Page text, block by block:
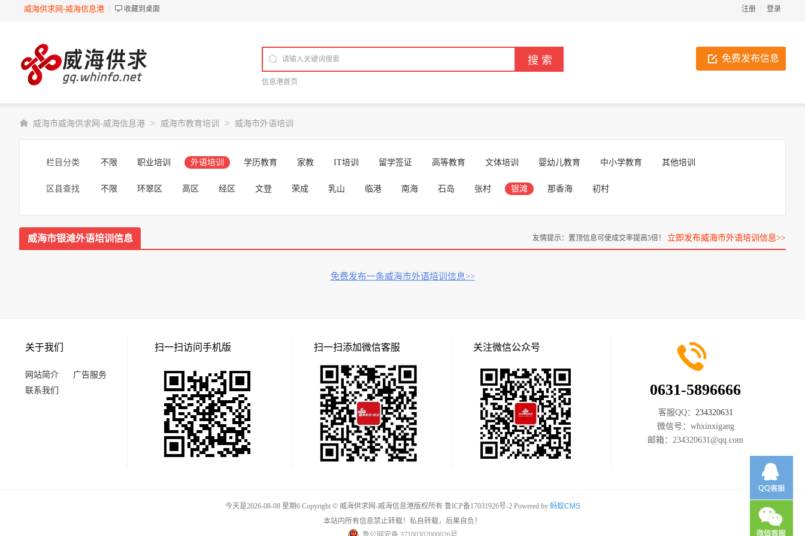
威海供求网-威海信息港 收藏到桌面 登录
注册
免费发布信息
信息港首页
威海市威海供求网-威海信息港 > 威海市教育培训 > 威海市外语培训
栏目分类 不限 职业培训 外语培训 学历教育 家教 IT培训 留学签证 高等教育 文体培训 婴幼儿教育 中小学教育 其他培训
区县查找 不限 环翠区 高区 经区 文登 荣成 乳山 临港 南海 石岛 张村 银滩 那香海 初村
威海市银滩外语培训信息 友情提示：置顶信息可使成交率提高5倍！ 立即发布威海市外语培训信息>>
免费发布一条威海市外语培训信息>>
关于我们
网站简介
广告服务
联系我们
扫一扫访问手机版 扫一扫添加微信客服 关注微信公众号
0631-5896666
客服QQ： 234320631
微信号： whxinxigang
邮箱： 234320631@qq.com
今天是2026-08-08 星期6 Copyright © 威海供求网-威海信息港版权所有 鲁ICP备17031926号-2Powered by 蚂蚁CMS
本站内所有信息禁止转载！私自转载，后果自负！